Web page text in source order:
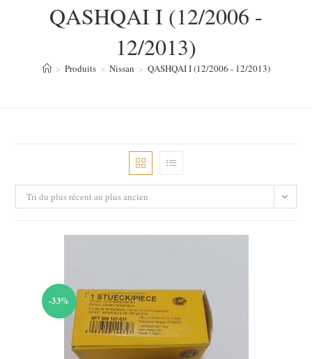
QASHQAI I (12/2006 -
12/2013)
> Produits > Nissan > QASHQAI I (12/2006 - 12/2013)
Tri du plus récent au plus ancien
-33%